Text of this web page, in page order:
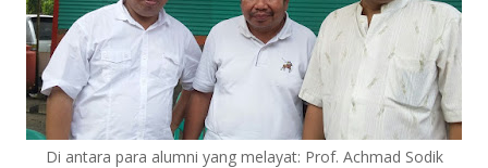
Di antara para alumni yang melayat: Prof. Achmad Sodik